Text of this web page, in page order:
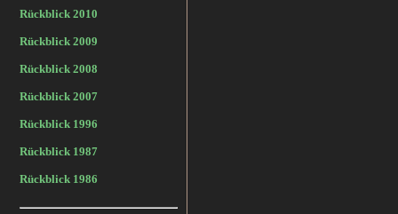
Rückblick 2010
Rückblick 2009
Rückblick 2008
Rückblick 2007
Rückblick 1996
Rückblick 1987
Rückblick 1986